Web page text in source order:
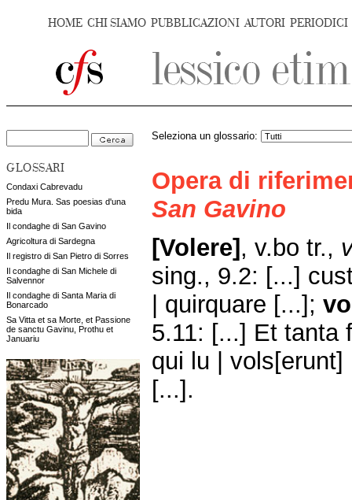
HOME CHI SIAMO PUBBLICAZIONI AUTORI PERIODICI
GLOSSARI
Condaxi Cabrevadu
Predu Mura. Sas poesias d'una
bida
Il condaghe di San Gavino
Agricoltura di Sardegna
Il registro di San Pietro di Sorres
Il condaghe di San Michele di
Salvennor
Il condaghe di Santa Maria di
Bonarcado
Sa Vitta et sa Morte, et Passione
de sanctu Gavinu, Prothu et
Januariu
Seleziona un glossario:
Opera di
San Gavino
[Volere] , v.bo tr.,
sing., 9.2: [...]
| quirquare [...];
5.11: [...] Et tanta
qui lu |
[...].